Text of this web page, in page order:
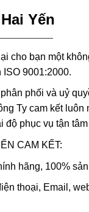
Yến
cho bạn một
9001:2000.
phối và uỷ
Ty cam kết
độ phục vụ tận
CAM KẾT:
hãng, 100%
thoại, Email,